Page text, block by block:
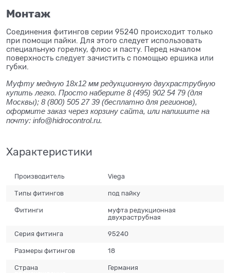
Монтаж
Соединения фитингов серии 95240 происходит только
при помощи пайки. Для этого следует использовать
специальную горелку, флюс и пасту. Перед началом
поверхность следует зачистить с помощью ершика или
губки.
Муфту медную 18x12 мм редукционную двухраструбную
купить легко. Просто наберите 8 (495) 902 54 79 (для
Москвы); 8 (800) 505 27 39 (бесплатно для регионов),
оформите заказ через корзину сайта, или напишите на
почту: info@hidrocontrol.ru.
Характеристики
Производитель Viega
Типы фитингов под пайку
Фитинги
муфта редукционная
двухраструбная
Серия фитинга 95240
Размеры фитингов 18
Страна
Германия